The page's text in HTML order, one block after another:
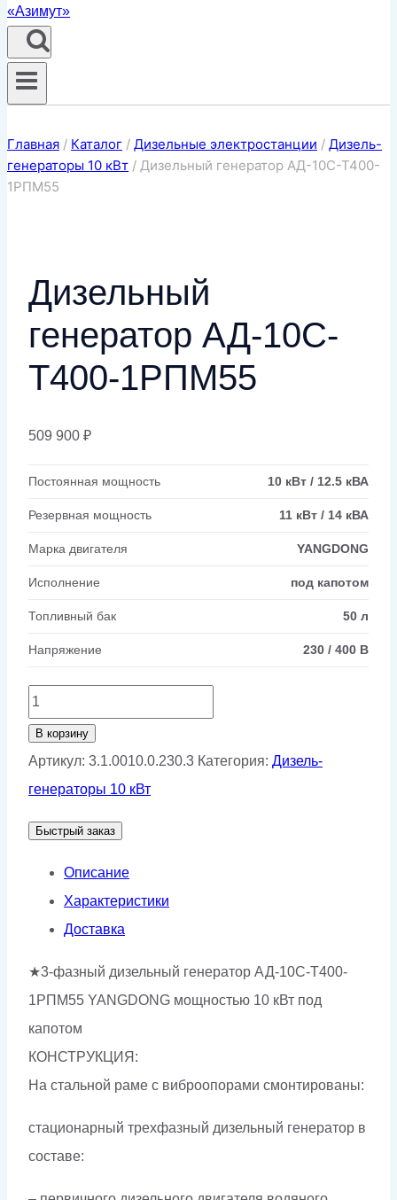
Главная / Каталог / Дизельные электростанции / Дизель-
генераторы 10 кВт / Дизельный генератор АД-10С-Т400-
1РПМ55
Дизельный
генератор АД-10С-
Т400-1РПМ55
509 900 ₽
Постоянная мощность 10 кВт / 12.5 кВА
Резервная мощность 11 кВт / 14 кВА
Марка двигателя YANGDONG
Исполнение под капотом
Топливный бак 50 л
Напряжение 230 / 400 В
Количество
товара
Дизельный
генератор
Т400-
1РПМ55
В корзину
Артикул: 3.1.0010.0.230.3 Категория: Дизель-
генераторы 10 кВт
Быстрый заказ
Описание
Характеристики
Доставка
★3-фазный дизельный генератор АД-10С-Т400-
1РПМ55 YANGDONG мощностью 10 кВт под
капотом
КОНСТРУКЦИЯ:
На стальной раме с виброопорами смонтированы:
стационарный трехфазный дизельный генератор в
составе: